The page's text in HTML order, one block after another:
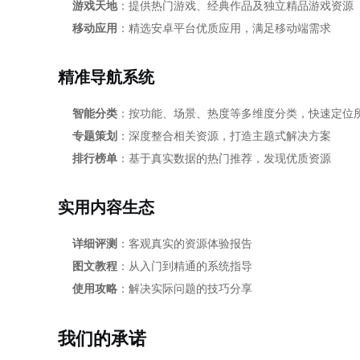
游戏天地：提供热门游戏、经典作品及独立精品游戏资源
移动应用 ：精选安卓平台优质应用，满足移动端需求
精准导航系统
智能分类 ：按功能、场景、热度等多维度分类，快速定位
专题策划 ：深度整合相关资源，打造主题式解决方案
排行榜单 ：基于真实数据的热门推荐，发现优质资源
实用内容生态
详细评测 ：客观真实的资源体验报告
图文教程 ：从入门到精通的系统指导
使用攻略 ：解决实际问题的技巧分享
我们的承诺